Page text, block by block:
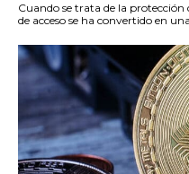
Cuando se trata de la
de acceso se ha convertido en